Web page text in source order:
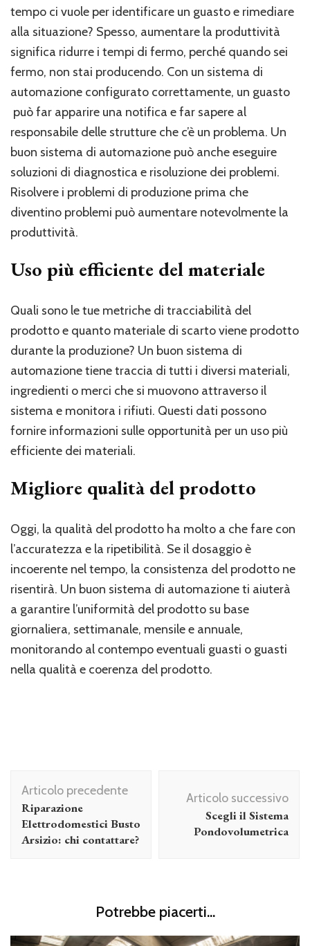
tempo ci vuole per identificare un guasto e rimediare
alla situazione? Spesso, aumentare la produttività
significa ridurre i tempi di fermo, perché quando sei
fermo, non stai producendo. Con un sistema di
automazione configurato correttamente, un guasto
può far apparire una notifica e far sapere al
responsabile delle strutture che c’è un problema. Un
buon sistema di automazione può anche eseguire
soluzioni di diagnostica e risoluzione dei problemi.
Risolvere i problemi di produzione prima che
diventino problemi può aumentare notevolmente la
produttività.
Uso più efficiente del materiale
Quali sono le tue metriche di tracciabilità del
prodotto e quanto materiale di scarto viene prodotto
durante la produzione? Un buon sistema di
automazione tiene traccia di tutti i diversi materiali,
ingredienti o merci che si muovono attraverso il
sistema e monitora i rifiuti. Questi dati possono
fornire informazioni sulle opportunità per un uso più
efficiente dei materiali.
Migliore qualità del prodotto
Oggi, la qualità del prodotto ha molto a che fare con
l’accuratezza e la ripetibilità. Se il dosaggio è
incoerente nel tempo, la consistenza del prodotto ne
risentirà. Un buon sistema di automazione ti aiuterà
a garantire l’uniformità del prodotto su base
giornaliera, settimanale, mensile e annuale,
monitorando al contempo eventuali guasti o guasti
nella qualità e coerenza del prodotto.
Navigazione
articolo
Articolo precedente
Riparazione
Elettrodomestici Busto
Arsizio: chi contattare?
Articolo successivo
Scegli il Sistema
Pondovolumetrica
Potrebbe piacerti...